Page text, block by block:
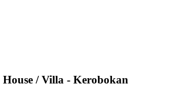
/ Villa - Kerobokan